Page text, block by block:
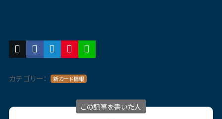
カテゴリー： 新カード情報
この記事を書いた人